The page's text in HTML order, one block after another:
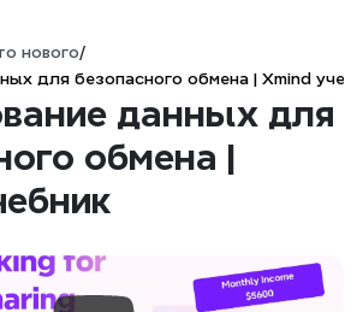
нового/
для безопасного обмена | Xmind
данных для
обмена |